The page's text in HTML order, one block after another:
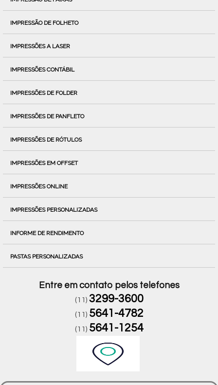
IMPRESSÃO DE FOLHETO
IMPRESSÕES A LASER
IMPRESSÕES CONTÁBIL
IMPRESSÕES DE FOLDER
IMPRESSÕES DE PANFLETO
IMPRESSÕES DE RÓTULOS
IMPRESSÕES EM OFFSET
IMPRESSÕES ONLINE
IMPRESSÕES PERSONALIZADAS
INFORME DE RENDIMENTO
PASTAS PERSONALIZADAS
Entre em contato pelos telefones
(11) 3299-3600
(11) 5641-4782
(11) 5641-1254